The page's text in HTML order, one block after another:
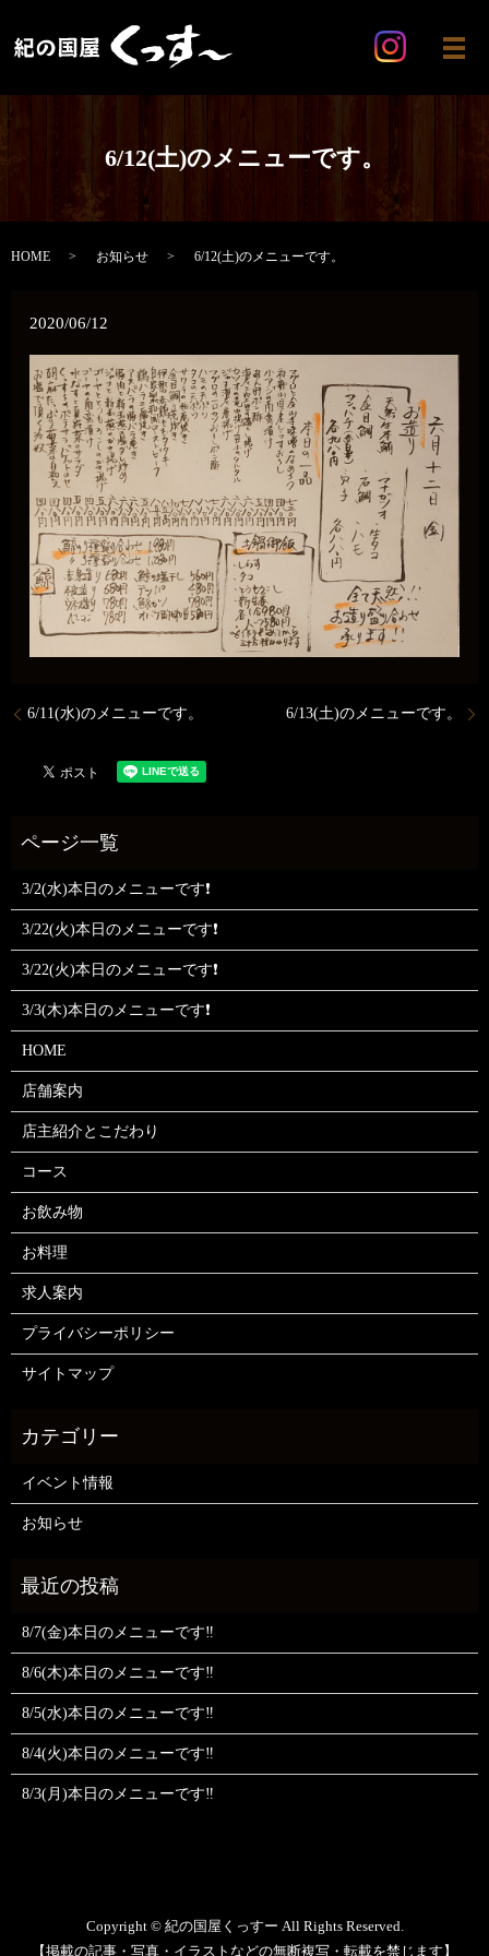
メ
6/12(土)のメニューです。
HOME お知らせ 6/12(土)のメニューです。
2020/06/12
6/11(水)のメニューです。 6/13(土)のメニューです。
3/2(水)本日のメニューです❗
3/22(火)本日のメニューです❗
3/22(火)本日のメニューです❗
3/3(木)本日のメニューです❗
HOME
店舗案内
店主紹介とこだわり
コース
お飲み物
お料理
求人案内
プライバシーポリシー
サイトマップ
イベント情報
お知らせ
8/7(金)本日のメニューです‼️
8/6(木)本日のメニューです‼️
8/5(水)本日のメニューです‼️
8/4(火)本日のメニューです‼️
8/3(月)本日のメニューです‼️
Copyright © 紀の国屋くっすー All Rights Reserved.
【掲載の記事・写真・イラストなどの無断複写・転載を禁じます】